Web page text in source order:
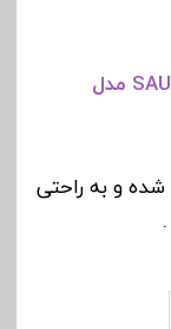
و به راحتی